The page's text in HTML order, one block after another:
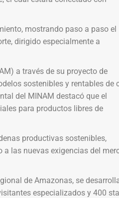
mostrando paso a paso el
dirigido especialmente a
a través de su proyecto de
sostenibles y rentables de
del MINAM destacó que el
para productos libres de
productivas sostenibles,
a las nuevas exigencias del
de Amazonas, se
especializados y 400